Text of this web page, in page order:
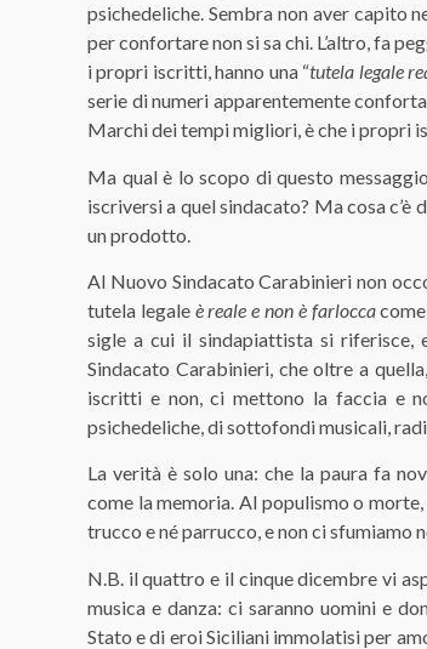
psichedeliche. Sembra non aver capito
per confortare non si sa chi. L’altro, fa
i propri iscritti, hanno una “tutela legale
serie di numeri apparentemente
Marchi dei tempi migliori, è che i propri
Ma qual è lo scopo di questo
iscriversi a quel sindacato? Ma cosa
un prodotto.
Al Nuovo Sindacato Carabinieri non
tutela legale è reale e non è farloccacome
sigle a cui il sindapiattista si
Sindacato Carabinieri, che oltre a
iscritti e non, ci mettono la faccia e
psichedeliche, di sottofondi musicali,
La verità è solo una: che la paura fa
come la memoria. Al populismo o
trucco e né parrucco, e non ci sfumiamo
N.B. il quattro e il cinque dicembre vi
musica e danza: ci saranno uomini e
Stato e di eroi Siciliani immolatisi per